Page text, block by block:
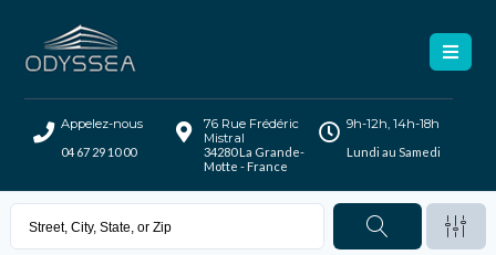
Appelez-nous
04 67 29 10 00
76 Rue Frédéric
Mistral
34280 La Grande-
Motte - France
9h-12h, 14h-18h
Lundi au Samedi